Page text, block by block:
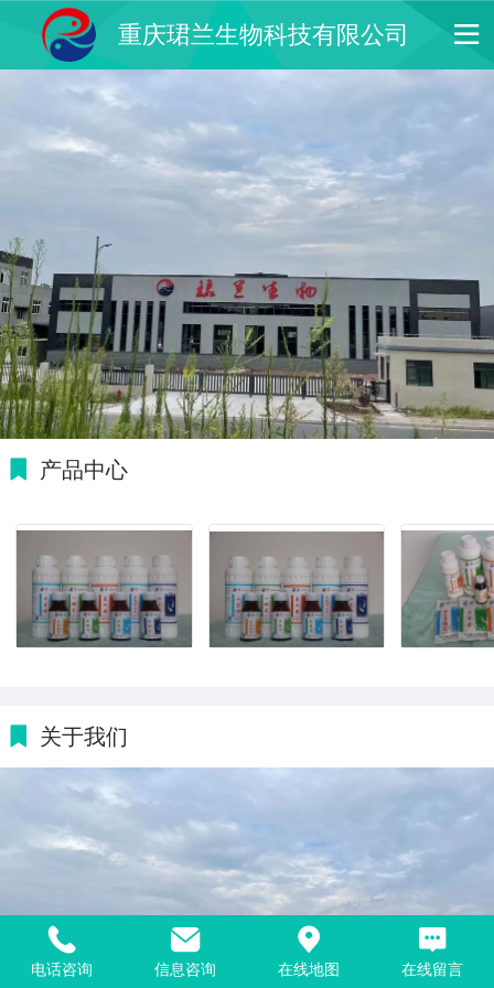
重庆珺兰生物科技有限公司
产品中心
关于我们
电话咨询 信息咨询 在线地图 在线留言